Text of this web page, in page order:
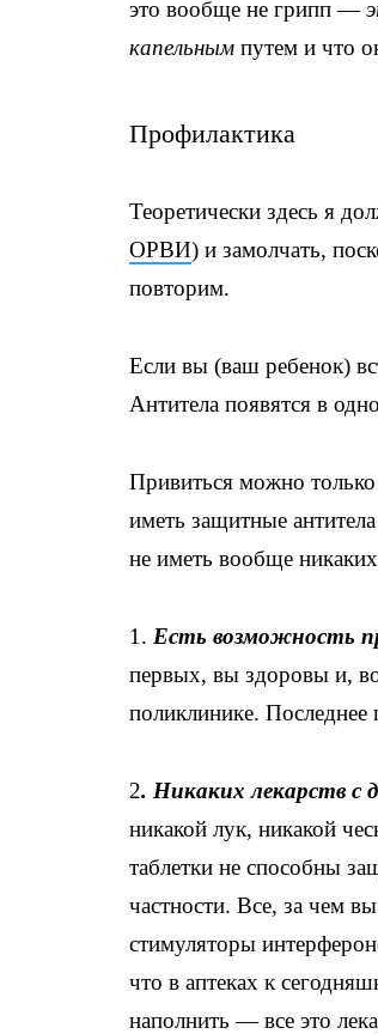
это вообще не грипп —
капельным путем и что
Профилактика
Теоретически здесь я
ОРВИ) и замолчать,
повторим.
Если вы (ваш ребенок)
Антитела появятся в
Привиться можно
иметь защитные
не иметь вообще
1. Есть возможность
первых, вы здоровы и,
поликлинике.
2. Никаких лекарств с
никакой лук, никакой
таблетки не способны
частности. Все, за чем
стимуляторы
что в аптеках к
наполнить — все это